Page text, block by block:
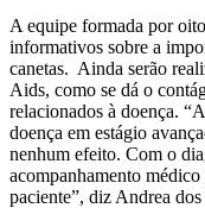
A equipe formada por
informativos sobre a
canetas. Ainda serão
Aids, como se dá o
relacionados à doença.
doença em estágio
nenhum efeito. Com o
acompanhamento
paciente”, diz Andrea